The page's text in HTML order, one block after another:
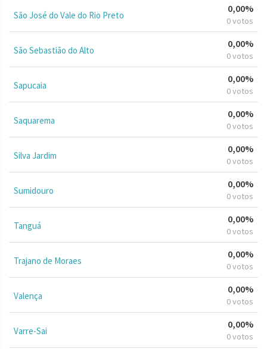
São José do Vale do Rio Preto
0,00%
0 votos
São Sebastião do Alto
0,00%
0 votos
Sapucaia
0,00%
0 votos
Saquarema
0,00%
0 votos
Silva Jardim
0,00%
0 votos
Sumidouro
0,00%
0 votos
Tanguá
0,00%
0 votos
Trajano de Moraes
0,00%
0 votos
Valença
0,00%
0 votos
Varre-Sai
0,00%
0 votos